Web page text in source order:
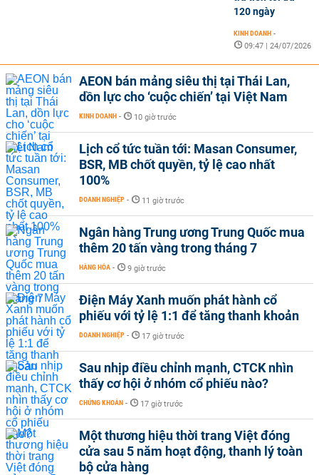
120 ngày
KINH DOANH -
09:47 | 24/07/2026
AEON bán mảng siêu thị tại Thái Lan,
dồn lực cho ‘cuộc chiến’ tại Việt Nam
KINH DOANH - 10 giờ trước
Lịch cổ tức tuần tới: Masan Consumer,
BSR, MB chốt quyền, tỷ lệ cao nhất
100%
DOANH NGHIỆP - 11 giờ trước
Ngân hàng Trung ương Trung Quốc mua
thêm 20 tấn vàng trong tháng 7
HÀNG HÓA - 9 giờ trước
Điện Máy Xanh muốn phát hành cổ
phiếu với tỷ lệ 1:1 để tăng thanh khoản
DOANH NGHIỆP - 17 giờ trước
Sau nhịp điều chỉnh mạnh, CTCK nhìn
thấy cơ hội ở nhóm cổ phiếu nào?
CHỨNG KHOÁN - 17 giờ trước
Một thương hiệu thời trang Việt đóng
cửa sau 5 năm hoạt động, thanh lý toàn
bộ cửa hàng